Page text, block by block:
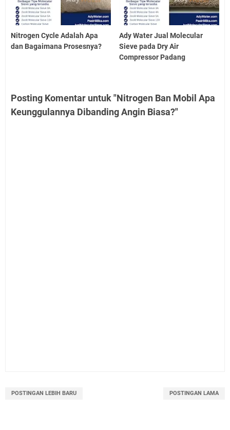
Nitrogen Cycle Adalah Apa
dan Bagaimana Prosesnya?
Ady Water Jual Molecular
Sieve pada Dry Air
Compressor Padang
Posting Komentar untuk "Nitrogen Ban Mobil Apa
Keunggulannya Dibanding Angin Biasa?"
POSTINGAN LEBIH BARU POSTINGAN LAMA